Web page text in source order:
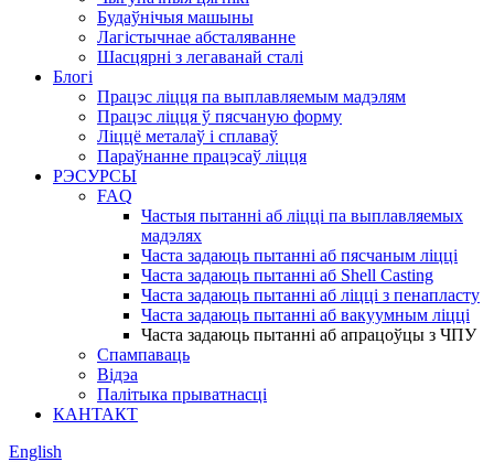
Будаўнічыя машыны
Лагістычнае абсталяванне
Шасцярні з легаванай сталі
Блогі
Працэс ліцця па выплавляемым мадэлям
Працэс ліцця ў пясчаную форму
Ліццё металаў і сплаваў
Параўнанне працэсаў ліцця
РЭСУРСЫ
FAQ
Частыя пытанні аб ліцці па выплавляемых
мадэлях
Часта задаюць пытанні аб пясчаным ліцці
Часта задаюць пытанні аб Shell Casting
Часта задаюць пытанні аб ліцці з пенапласту
Часта задаюць пытанні аб вакуумным ліцці
Часта задаюць пытанні аб апрацоўцы з ЧПУ
Спампаваць
Відэа
Палітыка прыватнасці
КАНТАКТ
English